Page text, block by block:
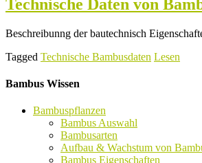
Technische Daten von
Beschreibunng der bautechnisch
Tagged Technische Bambusdaten Lesen
Bambus Wissen
Bambuspflanzen
Bambus Auswahl
Bambusarten
Aufbau & Wachstum von
Bambus Eigenschaften